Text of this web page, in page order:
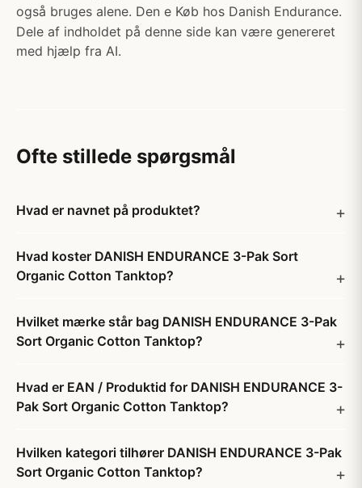
også bruges alene. Den e Køb hos Danish Endurance.
Dele af indholdet på denne side kan være genereret
med hjælp fra AI.
Ofte stillede spørgsmål
Hvad er navnet på produktet?
Hvad koster DANISH ENDURANCE 3-Pak Sort
Organic Cotton Tanktop?
Hvilket mærke står bag DANISH ENDURANCE 3-Pak
Sort Organic Cotton Tanktop?
Hvad er EAN / Produktid for DANISH ENDURANCE 3-
Pak Sort Organic Cotton Tanktop?
Hvilken kategori tilhører DANISH ENDURANCE 3-Pak
Sort Organic Cotton Tanktop?